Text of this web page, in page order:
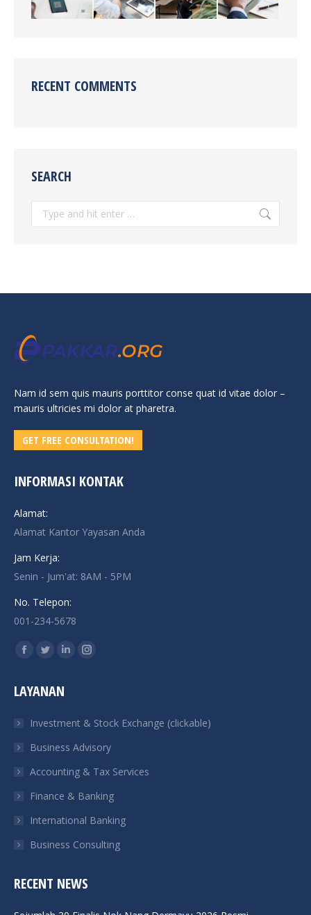
RECENT COMMENTS
SEARCH
Nam id sem quis mauris porttitor conse quat id vitae dolor –
mauris ultricies mi dolor at pharetra.
GET FREE CONSULTATION!
INFORMASI KONTAK
Alamat:
Alamat Kantor Yayasan Anda
Jam Kerja:
Senin - Jum'at: 8AM - 5PM
No. Telepon:
001-234-5678
Find us on:
Facebook
opens
new
window
Twitter
opens
new
window
Linkedin
new
window
Instagram
new
window
LAYANAN
Investment & Stock Exchange (clickable)
Business Advisory
Accounting & Tax Services
Finance & Banking
International Banking
Business Consulting
RECENT NEWS